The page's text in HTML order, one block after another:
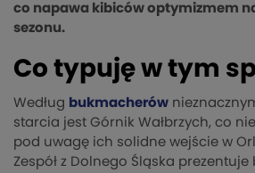
co napawa kibiców optymizmem
sezonu.
Co typuję w tym
Według bukmacherów
starcia jest Górnik Wałbrzych, co
pod uwagę ich solidne wejście w
Zespół z Dolnego Śląska